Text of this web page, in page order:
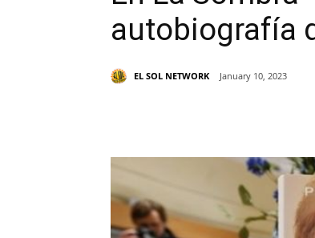
autobiografía
EL SOL NETWORK January 10, 2023